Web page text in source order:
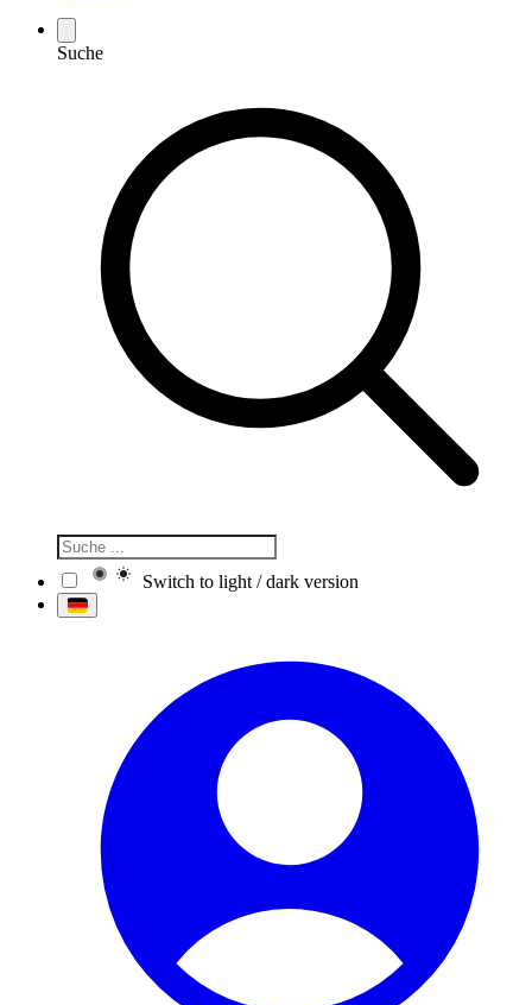
Suche
Switch to light / dark version